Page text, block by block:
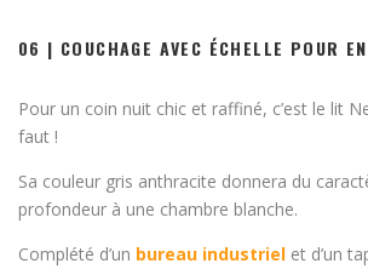
06 | COUCHAGE AVEC ÉCHELLE POUR
Pour un coin nuit chic et raffiné, c’est le lit
faut !
Sa couleur gris anthracite donnera du
profondeur à une chambre blanche.
Complété d’un bureau industriel et d’un